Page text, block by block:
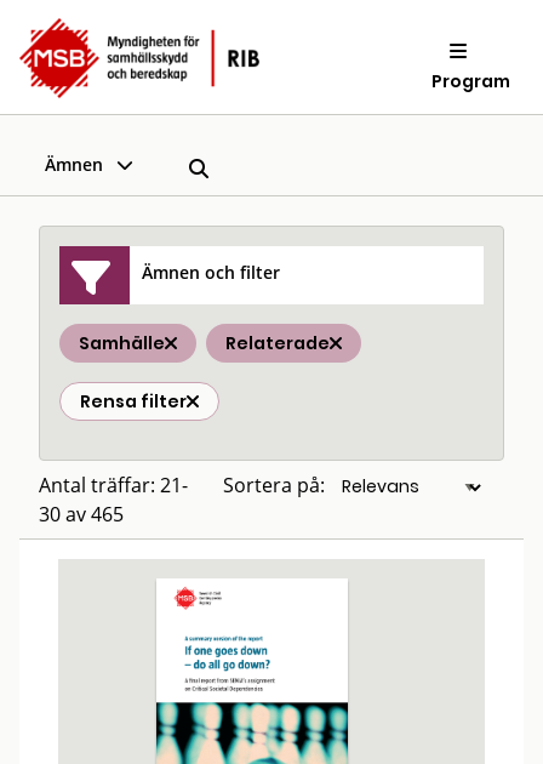
Program
Ämnen
Ämnen och filter
Samhälle Relaterade
Rensa filter
Antal träffar: 21-
30 av 465
Sortera på: